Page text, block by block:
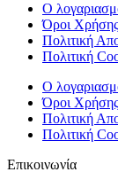
Ο
Όροι Χρήσης
Πολιτική
Πολιτική
Ο
Όροι Χρήσης
Πολιτική
Πολιτική
Επικοινωνία